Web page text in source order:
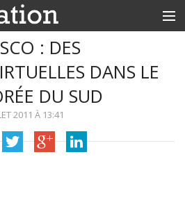
: DES
DANS LE
DU SUD
2011 À 13:41